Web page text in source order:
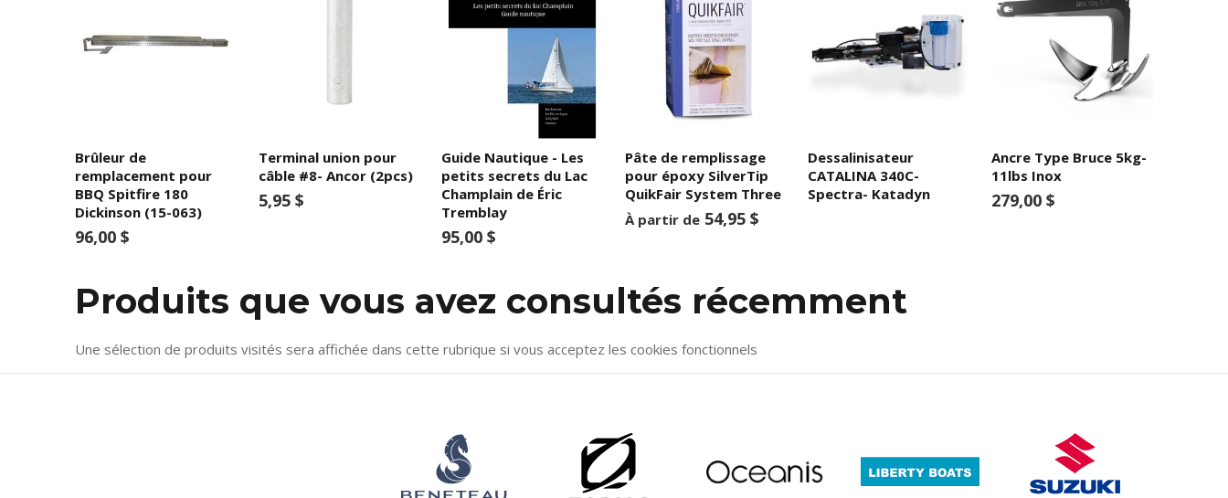
Brûleur de
remplacement pour
BBQ Spitfire 180
Dickinson (15-063)
96,00 $
Terminal union pour
câble #8- Ancor (2pcs)
5,95 $
Guide Nautique - Les
petits secrets du Lac
Champlain de Éric
Tremblay
95,00 $
Pâte de remplissage
pour époxy SilverTip
QuikFair System Three
À partir de 54,95 $
Dessalinisateur
CATALINA 340C-
Spectra- Katadyn
Ancre Type Bruce 5kg-
11lbs Inox
279,00 $
Produits que vous avez consultés récemment
Une sélection de produits visités sera affichée dans cette rubrique si vous acceptez les cookies fonctionnels